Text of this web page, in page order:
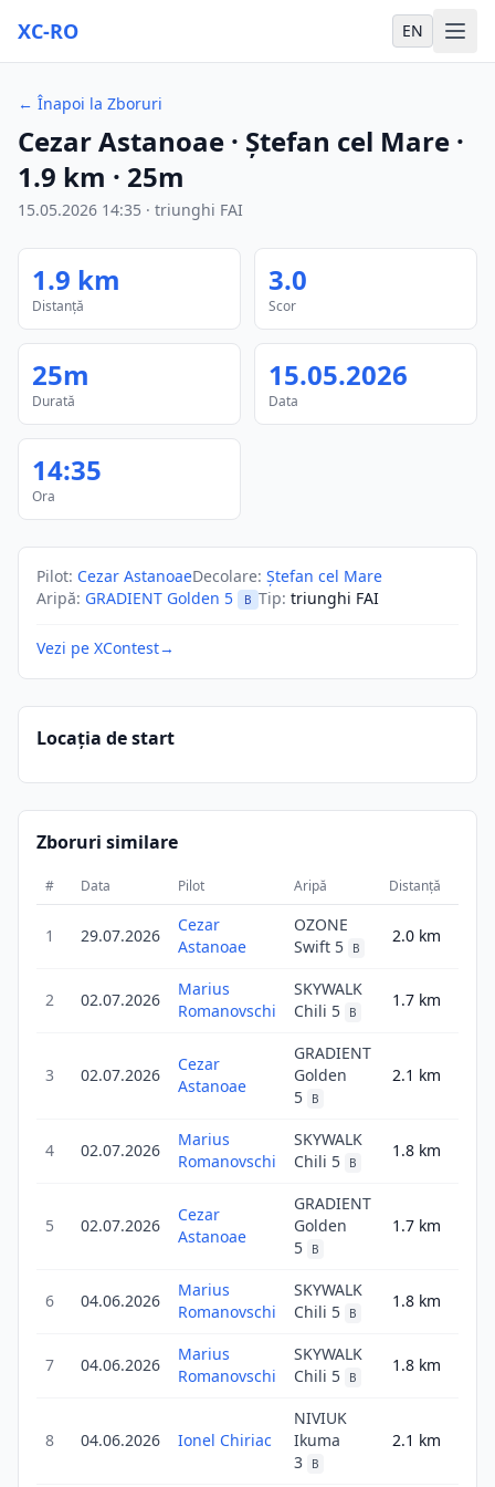
XC-RO EN
← Înapoi la Zboruri
Cezar Astanoae · Ștefan cel Mare ·
1.9 km · 25m
15.05.2026 14:35 · triunghi FAI
1.9 km
Distanță
3.0
Scor
25m
Durată
15.05.2026
Data
14:35
Ora
Pilot: Cezar AstanoaeDecolare: Ștefan cel Mare
Aripă: GRADIENT Golden 5 B Tip: triunghi FAI
Vezi pe XContest→
Locația de start
Zboruri similare
# Data Pilot Aripă Distanță
1 29.07.2026
Cezar
Astanoae
OZONE
Swift 5
B
2.0 km
2 02.07.2026
Marius
Romanovschi
SKYWALK
Chili 5
B
1.7 km
3 02.07.2026
Cezar
Astanoae
GRADIENT
Golden
5
B
2.1 km
4 02.07.2026
Marius
Romanovschi
SKYWALK
Chili 5
B
1.8 km
5 02.07.2026
Cezar
Astanoae
GRADIENT
Golden
5
B
1.7 km
6 04.06.2026
Marius
Romanovschi
SKYWALK
Chili 5
B
1.8 km
7 04.06.2026
Marius
Romanovschi
SKYWALK
Chili 5
B
1.8 km
8 04.06.2026 Ionel Chiriac
NIVIUK
Ikuma
3
B
2.1 km